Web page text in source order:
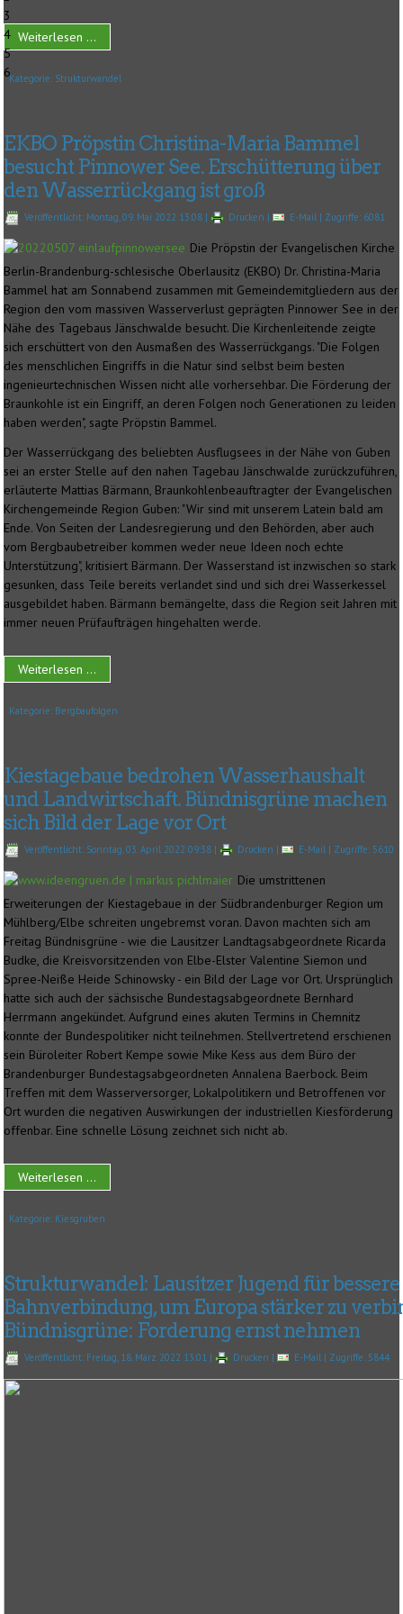
3
4
5
6
Weiterlesen ...
Kategorie: Strukturwandel
EKBO Pröpstin Christina-Maria Bammel
besucht Pinnower See. Erschütterung über
den Wasserrückgang ist groß
Veröffentlicht: Montag, 09. Mai 2022 13:08 | Drucken | E-Mail | Zugriffe: 6081
Die Pröpstin der Evangelischen Kirche
Berlin-Brandenburg-schlesische Oberlausitz (EKBO) Dr. Christina-Maria
Bammel hat am Sonnabend zusammen mit Gemeindemitgliedern aus der
Region den vom massiven Wasserverlust geprägten Pinnower See in der
Nähe des Tagebaus Jänschwalde besucht. Die Kirchenleitende zeigte
sich erschüttert von den Ausmaßen des Wasserrückgangs. "Die Folgen
des menschlichen Eingriffs in die Natur sind selbst beim besten
ingenieurtechnischen Wissen nicht alle vorhersehbar. Die Förderung der
Braunkohle ist ein Eingriff, an deren Folgen noch Generationen zu leiden
haben werden", sagte Pröpstin Bammel.
Der Wasserrückgang des beliebten Ausflugsees in der Nähe von Guben
sei an erster Stelle auf den nahen Tagebau Jänschwalde zurückzuführen,
erläuterte Mattias Bärmann, Braunkohlenbeauftragter der Evangelischen
Kirchengemeinde Region Guben: "Wir sind mit unserem Latein bald am
Ende. Von Seiten der Landesregierung und den Behörden, aber auch
vom Bergbaubetreiber kommen weder neue Ideen noch echte
Unterstützung", kritisiert Bärmann. Der Wasserstand ist inzwischen so stark
gesunken, dass Teile bereits verlandet sind und sich drei Wasserkessel
ausgebildet haben. Bärmann bemängelte, dass die Region seit Jahren mit
immer neuen Prüfaufträgen hingehalten werde.
Weiterlesen ...
Kategorie: Bergbaufolgen
Kiestagebaue bedrohen Wasserhaushalt
und Landwirtschaft. Bündnisgrüne machen
sich Bild der Lage vor Ort
Veröffentlicht: Sonntag, 03. April 2022 09:38 | Drucken | E-Mail | Zugriffe: 5610
Die umstrittenen
Erweiterungen der Kiestagebaue in der Südbrandenburger Region um
Mühlberg/Elbe schreiten ungebremst voran. Davon machten sich am
Freitag Bündnisgrüne - wie die Lausitzer Landtagsabgeordnete Ricarda
Budke, die Kreisvorsitzenden von Elbe-Elster Valentine Siemon und
Spree-Neiße Heide Schinowsky - ein Bild der Lage vor Ort. Ursprünglich
hatte sich auch der sächsische Bundestagsabgeordnete Bernhard
Herrmann angekündet. Aufgrund eines akuten Termins in Chemnitz
konnte der Bundespolitiker nicht teilnehmen. Stellvertretend erschienen
sein Büroleiter Robert Kempe sowie Mike Kess aus dem Büro der
Brandenburger Bundestagsabgeordneten Annalena Baerbock. Beim
Treffen mit dem Wasserversorger, Lokalpolitikern und Betroffenen vor
Ort wurden die negativen Auswirkungen der industriellen Kiesförderung
offenbar. Eine schnelle Lösung zeichnet sich nicht ab.
Weiterlesen ...
Kategorie: Kiesgruben
Strukturwandel: Lausitzer Jugend für bessere
Bahnverbindung, um Europa stärker zu
Bündnisgrüne: Forderung ernst nehmen
Veröffentlicht: Freitag, 18. März 2022 13:01 | Drucken | E-Mail | Zugriffe: 5844